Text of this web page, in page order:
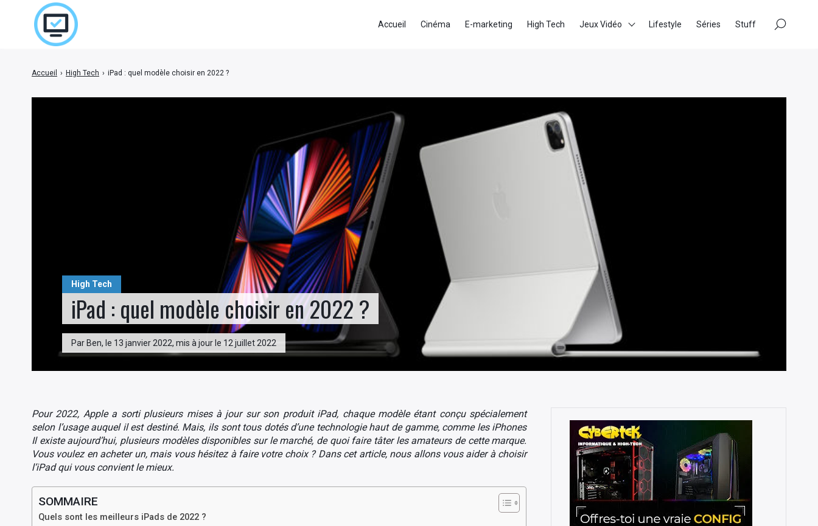
High Tech
iPad : quel modèle choisir en 2022 ?
Par Ben, le 13 janvier 2022, mis à jour le 12 juillet 2022
Accueil › High Tech › iPad : quel modèle choisir en 2022 ?
Pour 2022, Apple a sorti plusieurs mises à jour sur son produit iPad, chaque modèle étant conçu spécialement
selon l’usage auquel il est destiné. Mais, ils sont tous dotés d’une technologie haut de gamme, comme les iPhones
Il existe aujourd’hui, plusieurs modèles disponibles sur le marché, de quoi faire tâter les amateurs de cette marque.
Vous voulez en acheter un, mais vous hésitez à faire votre choix ? Dans cet article, nous allons vous aider à choisir
l’iPad qui vous convient le mieux.
SOMMAIRE
Quels sont les meilleurs iPads de 2022 ?
Accueil Cinéma E-marketing High Tech Jeux Vidéo Lifestyle Séries Stuff
Rechercher